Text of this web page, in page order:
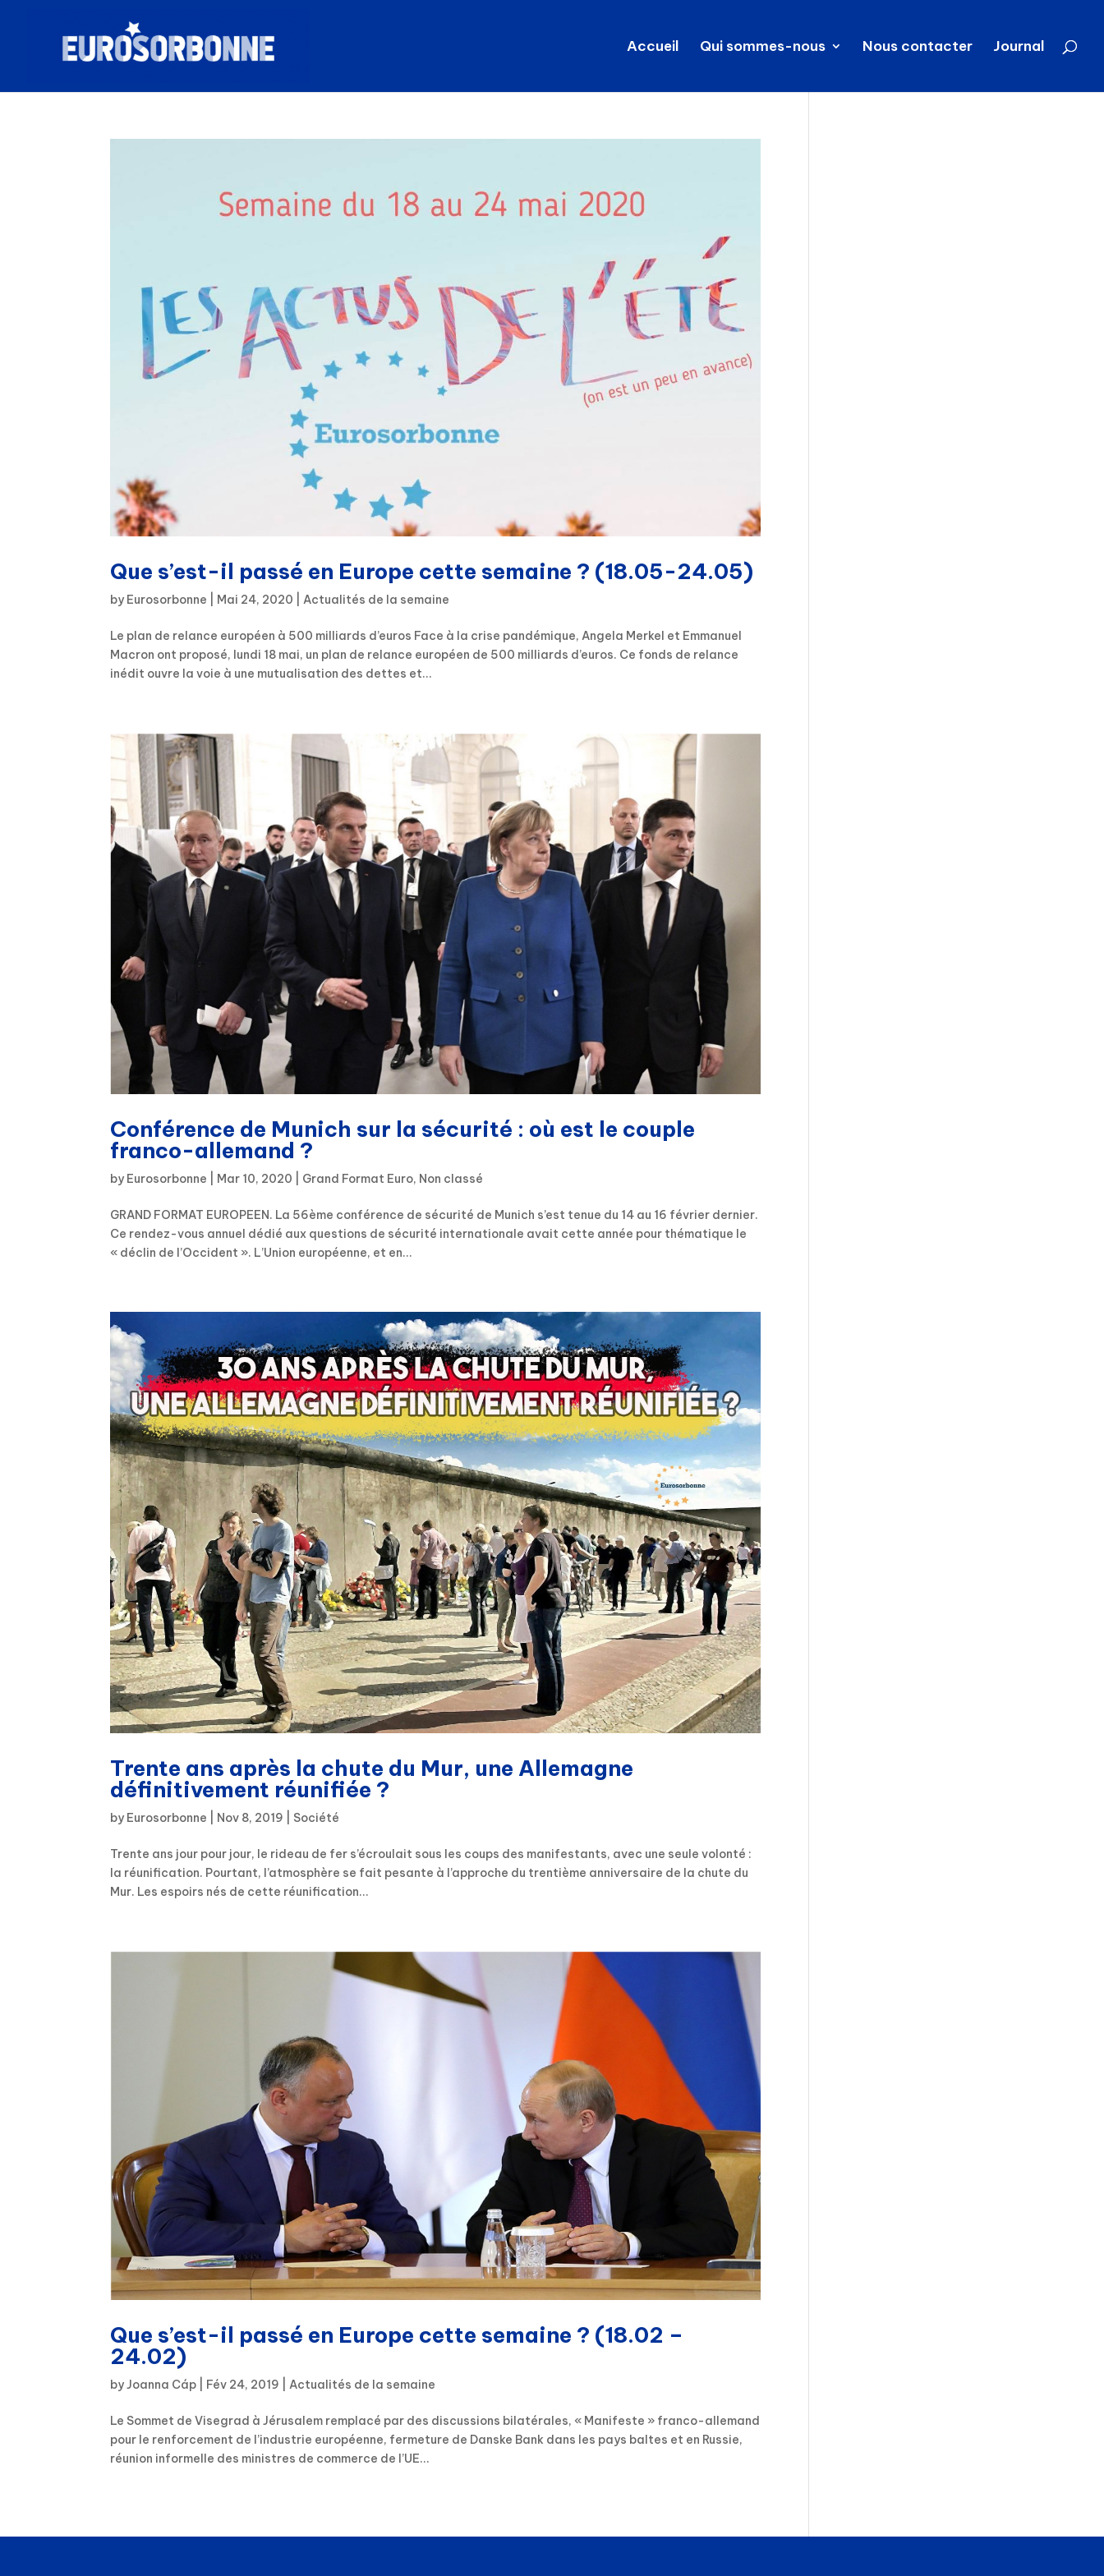
Accueil Qui sommes-nous Nous contacter Journal
Que s’est-il passé en Europe cette semaine ? (18.05-24.05)
by Eurosorbonne Mai 24, 2020 |Actualités de la semaine
Le plan de relance européen à 500 milliards d’euros Face à la crise pandémique, Angela Merkel et Emmanuel
Macron ont proposé, lundi 18 mai, un plan de relance européen de 500 milliards d’euros. Ce fonds de relance
inédit ouvre la voie à une mutualisation des dettes et...
Conférence de Munich sur la sécurité : où est le couple
franco-allemand ?
by Eurosorbonne Mar 10, 2020 Grand Format Euro, Non classé
GRAND FORMAT EUROPEEN. La 56ème conférence de sécurité de Munich s’est tenue du 14 au 16 février dernier.
Ce rendez-vous annuel dédié aux questions de sécurité internationale avait cette année pour thématique le
« déclin de l’Occident ». L’Union européenne, et en...
Trente ans après la chute du Mur, une Allemagne
définitivement réunifiée ?
by Eurosorbonne Nov 8, 2019 Société
Trente ans jour pour jour, le rideau de fer s’écroulait sous les coups des manifestants, avec une seule volonté :
la réunification. Pourtant, l’atmosphère se fait pesante à l’approche du trentième anniversaire de la chute du
Mur. Les espoirs nés de cette réunification...
Que s’est-il passé en Europe cette semaine ? (18.02 –
24.02)
byJoanna Cáp Fév 24, 2019 |Actualités de la semaine
Le Sommet de Visegrad à Jérusalem remplacé par des discussions bilatérales, « Manifeste » franco-allemand
pour le renforcement de l’industrie européenne, fermeture de Danske Bank dans les pays baltes et en Russie,
réunion informelle des ministres de commerce de l’UE...